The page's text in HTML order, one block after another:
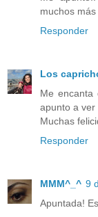
muchos más
Responder
Los
Me encanta
apunto a ver
Muchas
Responder
MMM^_^ 9
Apuntada!